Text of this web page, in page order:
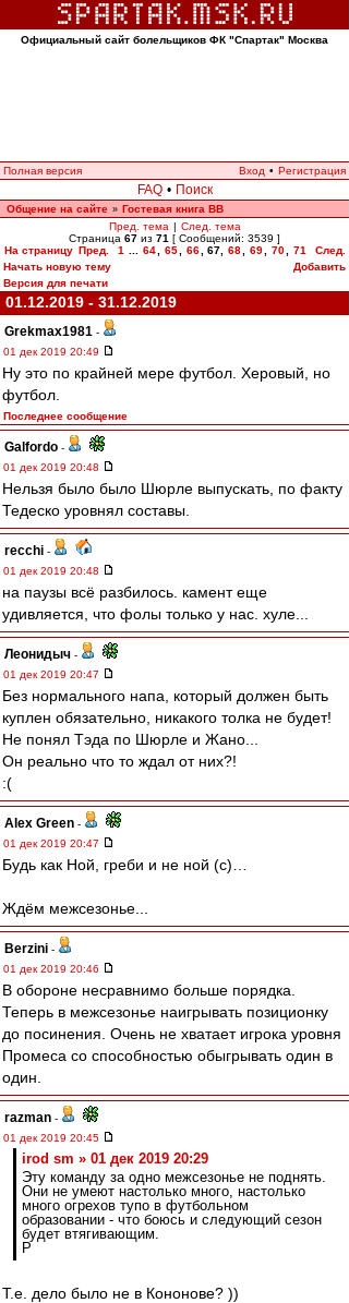
Официальный сайт болельщиков ФК "Спартак" Москва
Полная версия Вход • Регистрация
FAQ • Поиск
Общение на сайте » Гостевая книга ВВ
Пред. тема | След. тема
Страница 67 из 71 [ Сообщений: 3539 ]
На страницу Пред. 1 64 65 66 67, 68 69 70 71
След.
Начать новую тему
Добавить
Версия для печати
01.12.2019 - 31.12.2019
Grekmax1981 -
01 дек 2019 20:49
Ну это по крайней мере футбол. Херовый, но
футбол.
Последнее сообщение
Galfordo -
01 дек 2019 20:48
Нельзя было было Шюрле выпускать, по факту
Тедеско уровнял составы.
recchi -
01 дек 2019 20:48
на паузы всё разбилось. камент еще
удивляется, что фолы только у нас. хуле...
Леонидыч -
01 дек 2019 20:47
Без нормального напа, который должен быть
куплен обязательно, никакого толка не будет!
Не понял Тэда по Шюрле и Жано...
Он реально что то ждал от них?!
:(
Alex Green -
01 дек 2019 20:47
Будь как Ной, греби и не ной (с)…
Ждём межсезонье...
Berzini -
01 дек 2019 20:46
В обороне несравнимо больше порядка.
Теперь в межсезонье наигрывать позиционку
до посинения. Очень не хватает игрока уровня
Промеса со способностью обыгрывать один в
один.
razman -
01 дек 2019 20:45
irod sm » 01 дек 2019 20:29
Эту команду за одно межсезонье не поднять.
Они не умеют настолько много, настолько
много огрехов тупо в футбольном
образовании - что боюсь и следующий сезон
будет втягивающим.
Р
Т.е. дело было не в Кононове? ))